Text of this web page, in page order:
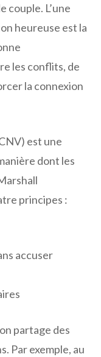
couple. L’une
heureuse est la
les conflits, de
la connexion
est une
dont les
principes :
accuser
partage des
Par exemple, au